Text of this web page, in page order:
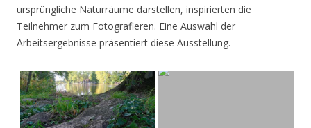
ursprüngliche Naturräume darstellen, inspirierten die
Teilnehmer zum Fotografieren. Eine Auswahl der
Arbeitsergebnisse präsentiert diese Ausstellung.